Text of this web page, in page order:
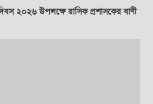
২০২৬ উপলক্ষে রাসিক প্রশাসকের বাণী